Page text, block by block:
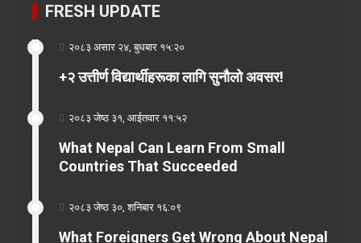
FRESH UPDATE
२०८३ असार २४, बुधबार १५:२०
+२ उत्तीर्ण विद्यार्थीहरूका लागि सुनौलो अवसर!
२०८३ जेष्ठ ३१, आईतवार ११:५२
What Nepal Can Learn From Small
Countries That Succeeded
२०८३ जेष्ठ ३०, शनिबार १६:०९
What Foreigners Get Wrong About Nepal